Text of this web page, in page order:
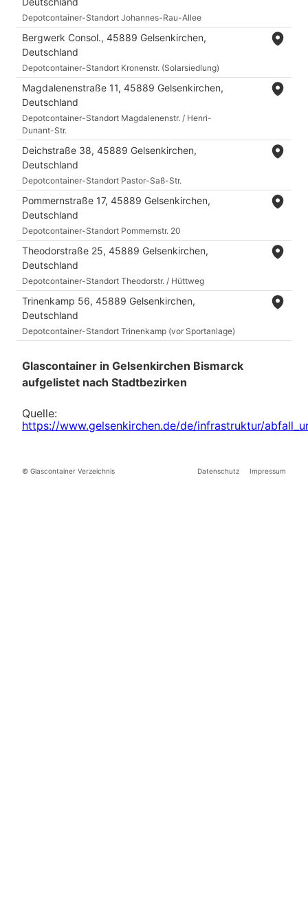
Depotcontainer-Standort Johannes-Rau-Allee
Bergwerk Consol., 45889 Gelsenkirchen,
Deutschland
Depotcontainer-Standort Kronenstr. (Solarsiedlung)
Magdalenenstraße 11, 45889 Gelsenkirchen,
Deutschland
Depotcontainer-Standort Magdalenenstr. / Henri-
Dunant-Str.
Deichstraße 38, 45889 Gelsenkirchen,
Deutschland
Depotcontainer-Standort Pastor-Saß-Str.
Pommernstraße 17, 45889 Gelsenkirchen,
Deutschland
Depotcontainer-Standort Pommernstr. 20
Theodorstraße 25, 45889 Gelsenkirchen,
Deutschland
Depotcontainer-Standort Theodorstr. / Hüttweg
Trinenkamp 56, 45889 Gelsenkirchen,
Deutschland
Depotcontainer-Standort Trinenkamp (vor Sportanlage)
Glascontainer in Gelsenkirchen Bismarck
aufgelistet nach Stadtbezirken
Quelle:
https://www.gelsenkirchen.de/de/infrastruktur/
© Glascontainer Verzeichnis Datenschutz Impressum